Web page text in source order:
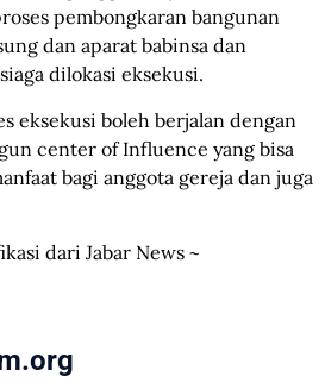
pembongkaran bangunan
dan aparat babinsa dan
dilokasi eksekusi.
eksekusi boleh berjalan dengan
center of Influence yang bisa
bagi anggota gereja dan juga
dari Jabar News ~